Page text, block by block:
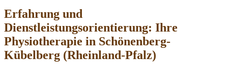
Erfahrung und
Dienstleistungsorientierung: Ihre
Physiotherapie in Schönenberg-
Kübelberg (Rheinland-Pfalz)